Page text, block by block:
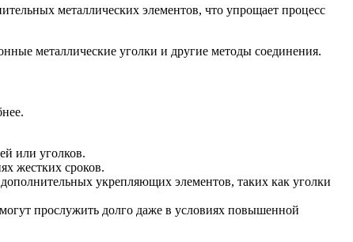
металлических элементов, что упрощает процесс
металлические уголки и другие методы соединения.
или уголков.
жестких сроков.
укрепляющих элементов, таких как уголки
прослужить долго даже в условиях повышенной